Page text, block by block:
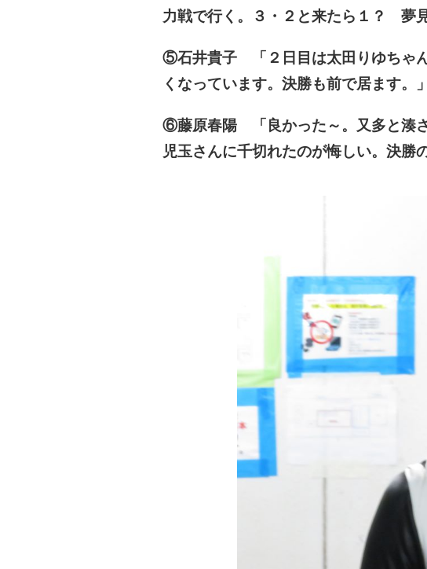
力戦で行く。３・２と来たら１？ 夢
⑤石井貴子 「２日目は太田りゆちゃ
くなっています。決勝も前で居ます。」
⑥藤原春陽 「良かった～。又多と湊さ
児玉さんに千切れたのが悔しい。決勝